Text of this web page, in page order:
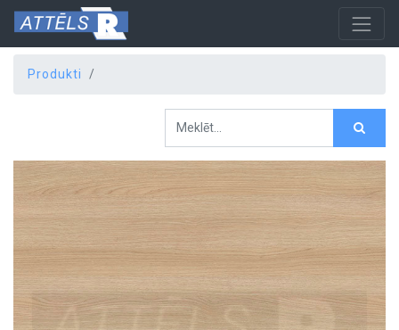
Produkti